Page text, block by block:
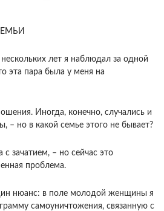
лет я наблюдал за одной
эта пара была у меня на
Иногда, конечно, случались и
– но в какой семье этого не бывает?
зачатием, – но сейчас это
проблема.
нюанс: в поле молодой женщины я
самоуничтожения, связанную с